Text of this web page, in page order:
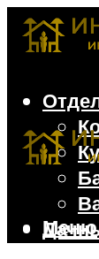
Меню